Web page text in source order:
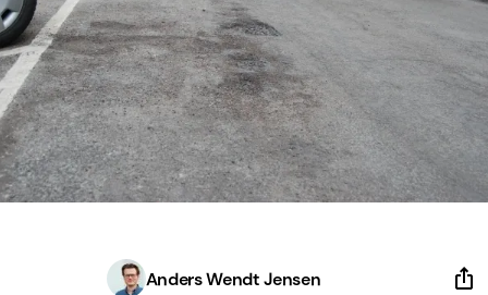
Anders Wendt Jensen